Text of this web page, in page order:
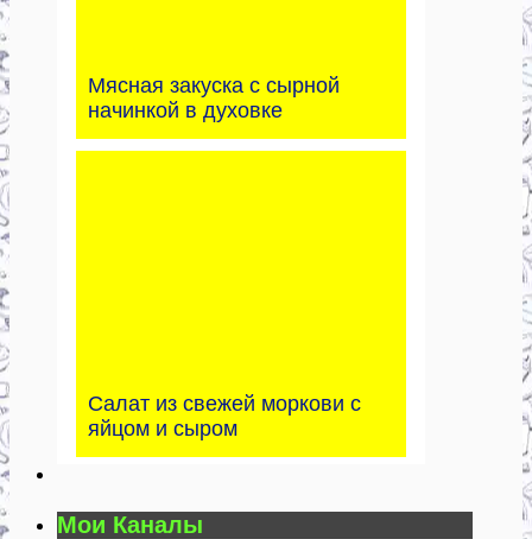
Мясная закуска с сырной
начинкой в духовке
Салат из свежей моркови с
яйцом и сыром
Мои Каналы